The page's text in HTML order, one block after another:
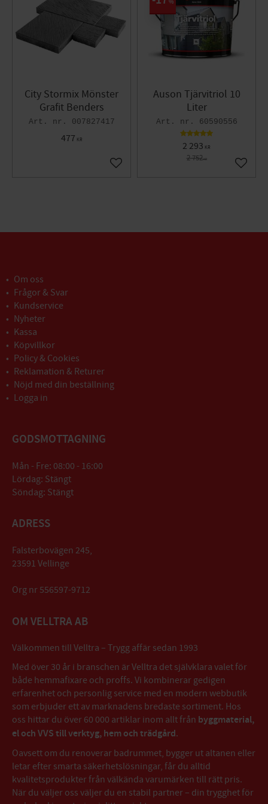
City Stormix Mönster
Grafit Benders
007827417
477 KR
Lägg till i favoriter
Auson Tjärvitriol 10
Liter
60590556
2 293 KR
2 752KR
%
Lägg
Om oss
Frågor & Svar
Kundservice
Nyheter
Kassa
Köpvillkor
Policy & Cookies
Reklamation & Returer
Nöjd med din beställning
Logga in
GODSMOTTAGNING
Mån - Fre: 08:00 - 16:00
Lördag: Stängt
Söndag: Stängt
ADRESS
Falsterbovägen 245,
23591 Vellinge
Org nr 556597-9712
OM VELLTRA AB
Välkommen till Velltra – Trygg affär sedan 1993
Med över 30 år i branschen är Velltra det självklara valet för
både hemmafixare och proffs. Vi kombinerar gedigen
erfarenhet och personlig service med en modern webbutik
som erbjuder ett av marknadens bredaste sortiment. Hos
oss hittar du över 60 000 artiklar inom allt från byggmaterial,
el och VVS till verktyg, hem och trädgård.
Oavsett om du renoverar badrummet, bygger ut altanen eller
letar efter smarta säkerhetslösningar, får du alltid
kvalitetsprodukter från välkända varumärken till rätt pris.
När du väljer oss väljer du en stabil partner – din trygghet för